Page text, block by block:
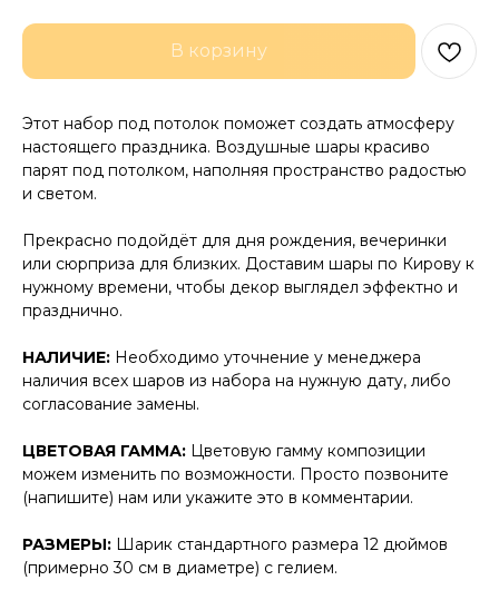
В корзину
Этот набор под потолок поможет создать атмосферу
настоящего праздника. Воздушные шары красиво
парят под потолком, наполняя пространство радостью
и светом.
Прекрасно подойдёт для дня рождения, вечеринки
или сюрприза для близких. Доставим шары по Кирову к
нужному времени, чтобы декор выглядел эффектно и
празднично.
НАЛИЧИЕ: Необходимо уточнение у менеджера
наличия всех шаров из набора на нужную дату, либо
согласование замены.
ЦВЕТОВАЯ ГАММА: Цветовую гамму композиции
можем изменить по возможности. Просто позвоните
(напишите) нам или укажите это в комментарии.
РАЗМЕРЫ: Шарик стандартного размера 12 дюймов
(примерно 30 см в диаметре) с гелием.